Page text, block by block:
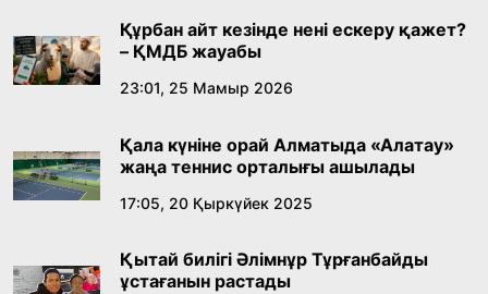
18:59, 20 Шілде 2026
Жасанды интеллект: адамзаттың көмекшісі
18:16, 20 Шілде 2026
Ұлттық архивтің ашылғанына 20 жыл: негізгі
17:09, 20 Шілде 2026
Құрбан айт кезінде нені ескеру қажет?
– ҚМДБ жауабы
23:01, 25 Мамыр 2026
Қала күніне орай Алматыда «Алатау»
жаңа теннис орталығы ашылады
17:05, 20 Қыркүйек 2025
Қытай билігі Әлімнұр Тұрғанбайды
ұстағанын растады